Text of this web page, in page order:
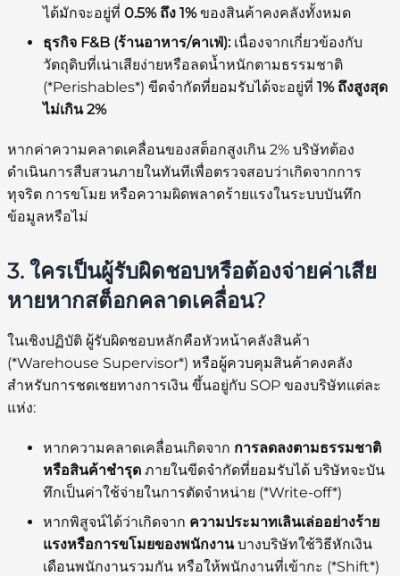
ได้มักจะอยู่ที่ 0.5% ถึง 1%ของสินค้าคงคลังทั้งหมด
ธุรกิจ F&B (ร้านอาหาร/คาเฟ่):เนื่องจากเกี่ยวข้องกับ
วัตถุดิบที่เน่าเสียง่ายหรือลดน้ำหนักตามธรรมชาติ
(*Perishables*) ขีดจำกัดที่ยอมรับได้จะอยู่ที่ 1% ถึงสูงสุด
ไม่เกิน 2%
หากค่าความคลาดเคลื่อนของสต็อกสูงเกิน 2% บริษัทต้อง
ดำเนินการสืบสวนภายในทันทีเพื่อตรวจสอบว่าเกิดจากการ
ทุจริต การขโมย หรือความผิดพลาดร้ายแรงในระบบบันทึก
ข้อมูลหรือไม่
3. ใครเป็นผู้รับผิดชอบหรือต้องจ่ายค่าเสีย
หายหากสต็อกคลาดเคลื่อน?
ในเชิงปฏิบัติ ผู้รับผิดชอบหลักคือหัวหน้าคลังสินค้า
(*Warehouse Supervisor*) หรือผู้ควบคุมสินค้าคงคลัง
สำหรับการชดเชยทางการเงิน ขึ้นอยู่กับ SOP ของบริษัทแต่ละ
แห่ง:
หากความคลาดเคลื่อนเกิดจาก การลดลงตามธรรมชาติ
หรือสินค้าชำรุด ภายในขีดจำกัดที่ยอมรับได้ บริษัทจะบัน
ทึกเป็นค่าใช้จ่ายในการตัดจำหน่าย (*Write-off*)
หากพิสูจน์ได้ว่าเกิดจาก ความประมาทเลินเล่ออย่างร้าย
แรงหรือการขโมยของพนักงานบางบริษัทใช้วิธีหักเงิน
เดือนพนักงานรวมกัน หรือให้พนักงานที่เข้ากะ (*Shift*)